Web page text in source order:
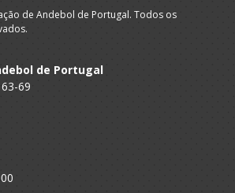
de Andebol de Portugal. Todos os
de Portugal
69